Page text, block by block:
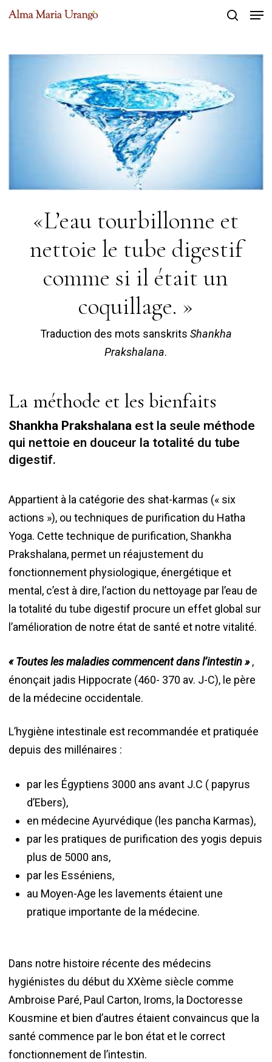
Skip
«L’eau tourbillonne et
nettoie le tube digestif
comme si il était un
coquillage. »
Traduction des mots sanskrits Shankha
Prakshalana.
La méthode et les bienfaits
Shankha Prakshalanaest la seule méthode
qui nettoie en douceur la totalité du tube
digestif.
Appartient à la catégorie des shat-karmas (« six
actions »), ou techniques de purification du Hatha
Yoga. Cette technique de purification, Shankha
Prakshalana, permet un réajustement du
fonctionnement physiologique, énergétique et
mental, c’est à dire, l’action du nettoyage par l’eau de
la totalité du tube digestif procure un effet global sur
l’amélioration de notre état de santé et notre vitalité.
« Toutes les maladies commencent dans l’intestin »,
énonçait jadis Hippocrate (460- 370 av. J-C), le père
de la médecine occidentale.
L’hygiène intestinale est recommandée et pratiquée
depuis des millénaires :
par les Égyptiens 3000 ans avant J.C ( papyrus
d’Ebers),
en médecine Ayurvédique (les pancha Karmas),
par les pratiques de purification des yogis depuis
plus de 5000 ans,
par les Esséniens,
au Moyen-Age les lavements étaient une
pratique importante de la médecine.
Dans notre histoire récente des médecins
hygiénistes du début du XXème siècle comme
Ambroise Paré, Paul Carton, Iroms, la Doctoresse
Kousmine et bien d’autres étaient convaincus que la
santé commence par le bon état et le correct
fonctionnement de l’intestin.
Menu